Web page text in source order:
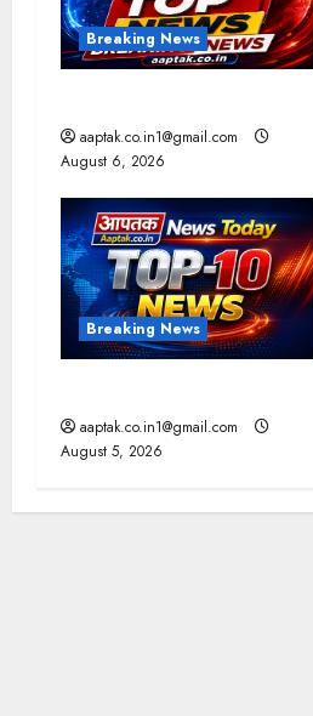
Breaking News
aaptak.co.in1@gmail.com
August 6, 2026
Breaking News
aaptak.co.in1@gmail.com
August 5, 2026